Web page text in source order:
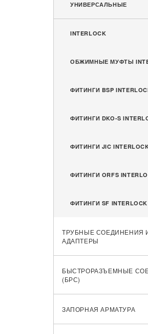
УНИВЕРСАЛЬНЫЕ
INTERLOCK
ОБЖИМНЫЕ МУФТЫ
ФИТИНГИ BSP
ФИТИНГИ DKO-S
ФИТИНГИ JIC
ФИТИНГИ ORFS
ФИТИНГИ SF INTERLOCK
ТРУБНЫЕ СОЕДИНЕНИЯ
АДАПТЕРЫ
БЫСТРОРАЗЪЕМНЫЕ
(БРС)
ЗАПОРНАЯ АРМАТУРА